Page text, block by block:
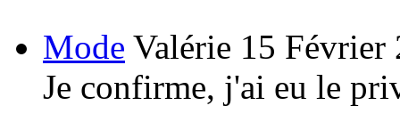
Mode Valérie 15 Février
Je confirme, j'ai eu le